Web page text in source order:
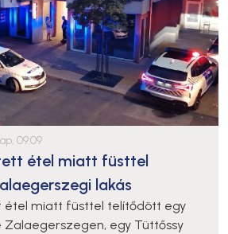
09:09
étel miatt füsttel
lakás
étel miatt füsttel telítődött egy
Zalaegerszegen, egy Tüttőssy